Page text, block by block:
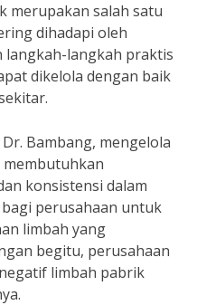
merupakan salah satu
dihadapi oleh
langkah-langkah praktis
dikelola dengan baik
Bambang, mengelola
membutuhkan
konsistensi dalam
perusahaan untuk
limbah yang
begitu, perusahaan
limbah pabrik